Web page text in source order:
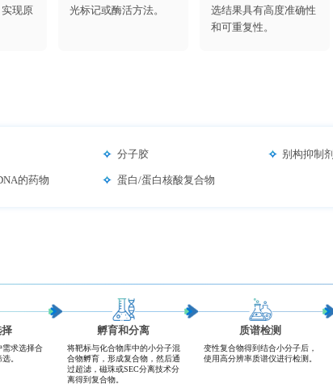
现原
光标记或酶活方法。
选结果具有高度准确性
和可重复性。
分子胶 别构抑制剂
的药物 蛋白/蛋白核酸复合物
需求选择合
。
孵育和分离
将靶标与化合物库中的小分子混
合物孵育，形成复合物，然后通
过超滤，磁珠或SEC分离技术分
离得到复合物。
质谱检测
变性复合物得到结合小分子后，
使用高分辨率质谱仪进行检测。